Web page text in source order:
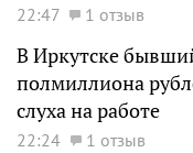
22:47 1 отзыв
В Иркутске
полмиллиона
слуха на работе
22:24 1 отзыв